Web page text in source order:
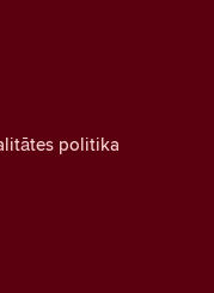
politika